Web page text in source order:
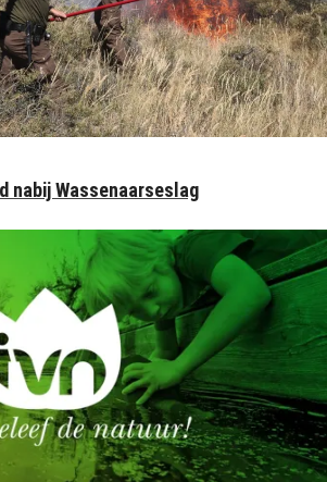
nabij Wassenaarseslag